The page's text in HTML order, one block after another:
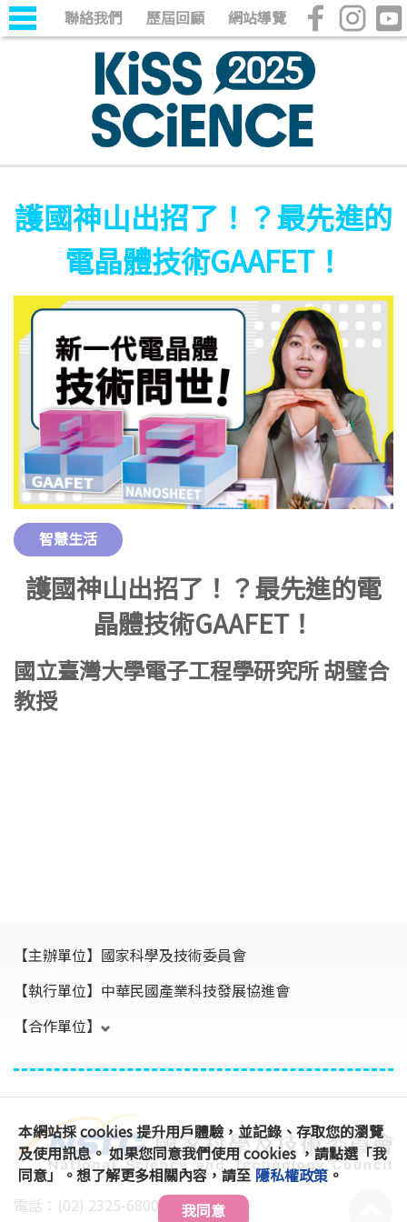
聯絡我們 歷屆回顧 網站導覽
護國神山出招了！？最先進的
電晶體技術GAAFET！
智慧生活
護國神山出招了！？最先進的電
晶體技術GAAFET！
國立臺灣大學電子工程學研究所 胡璧合
教授
【主辦單位】 國家科學及技術委員會
【執行單位】 中華民國產業科技發展協進會
【合作單位】
電話：(02) 2325-6800 #896、891
本網站採 cookies 提升用戶體驗，並記錄、存取您的瀏覽
及使用訊息。 如果您同意我們使用 cookies ，請點選「我
同意」。想了解更多相關內容，請至 隱私權政策 。
我同意